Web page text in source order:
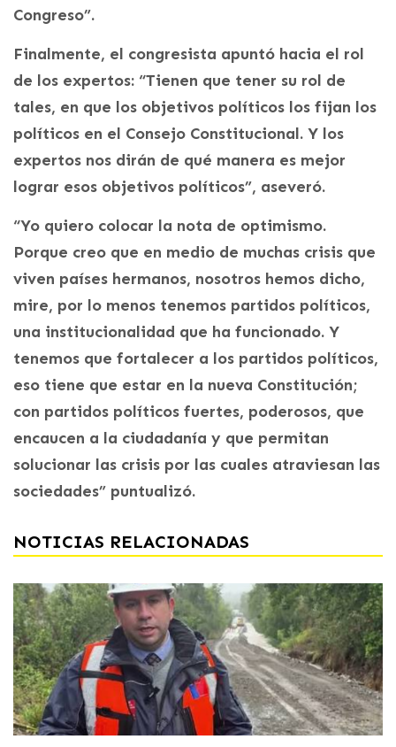
Congreso”.
Finalmente, el congresista apuntó hacia el rol
de los expertos: “Tienen que tener su rol de
tales, en que los objetivos políticos los fijan los
políticos en el Consejo Constitucional. Y los
expertos nos dirán de qué manera es mejor
lograr esos objetivos políticos”, aseveró.
“Yo quiero colocar la nota de optimismo.
Porque creo que en medio de muchas crisis que
viven países hermanos, nosotros hemos dicho,
mire, por lo menos tenemos partidos políticos,
una institucionalidad que ha funcionado. Y
tenemos que fortalecer a los partidos políticos,
eso tiene que estar en la nueva Constitución;
con partidos políticos fuertes, poderosos, que
encaucen a la ciudadanía y que permitan
solucionar las crisis por las cuales atraviesan las
sociedades” puntualizó.
NOTICIAS RELACIONADAS